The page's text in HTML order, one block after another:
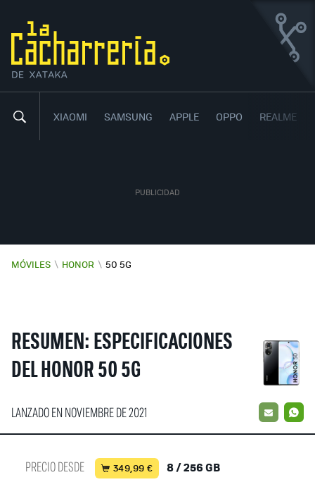
XIAOMI SAMSUNG APPLE OPPO REALME
HONOR 50 5G
UN MÓVIL SÚPER GAMA MEDIA PARA EL DÍA A
DÍA
8,40
MÓVILES \ HONOR \ 50 5G
RESUMEN: ESPECIFICACIONES
DEL HONOR 50 5G
LANZADO EN NOVIEMBRE DE 2021 EMAIL
PRECIO DESDE 349,99 € 8 / 256 GB